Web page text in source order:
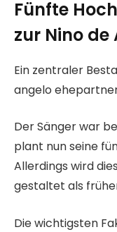
Fünfte
zur Nino
Ein zentraler
angelo
Der Sänger war
plant nun seine
Allerdings wird
gestaltet als
Die wichtigsten